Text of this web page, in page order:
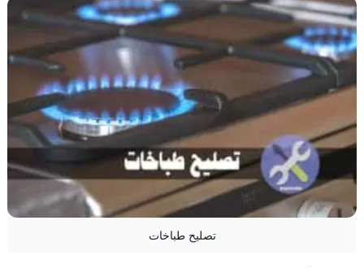
تصليح طباخات